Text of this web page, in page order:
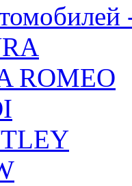
ROMEO